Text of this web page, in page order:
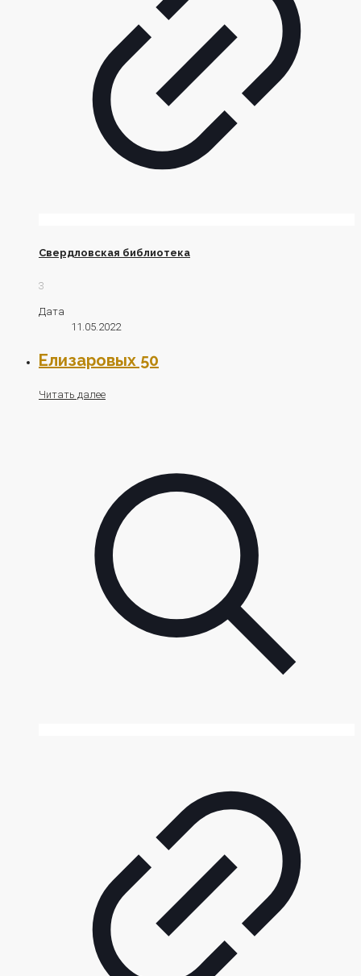
Свердловская библиотека
3
Дата
11.05.2022
Елизаровых 50
Читать далее